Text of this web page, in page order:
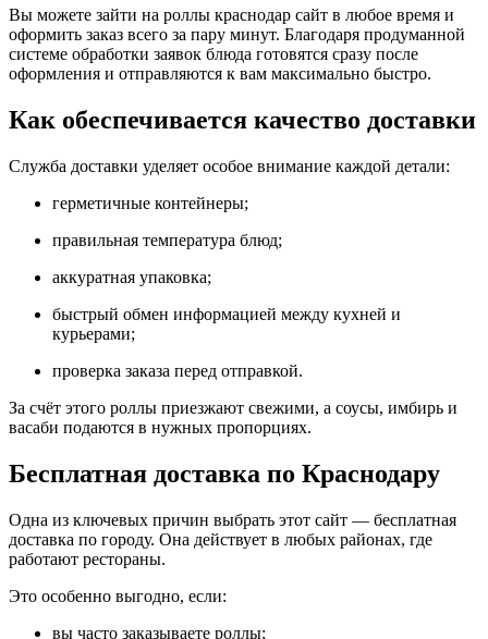
Вы можете зайти на роллы краснодар сайт в любое время и
оформить заказ всего за пару минут. Благодаря продуманной
системе обработки заявок блюда готовятся сразу после
оформления и отправляются к вам максимально быстро.
Как обеспечивается качество доставки
Служба доставки уделяет особое внимание каждой детали:
герметичные контейнеры;
правильная температура блюд;
аккуратная упаковка;
быстрый обмен информацией между кухней и
курьерами;
проверка заказа перед отправкой.
За счёт этого роллы приезжают свежими, а соусы, имбирь и
васаби подаются в нужных пропорциях.
Бесплатная доставка по Краснодару
Одна из ключевых причин выбрать этот сайт — бесплатная
доставка по городу. Она действует в любых районах, где
работают рестораны.
Это особенно выгодно, если:
вы часто заказываете роллы;